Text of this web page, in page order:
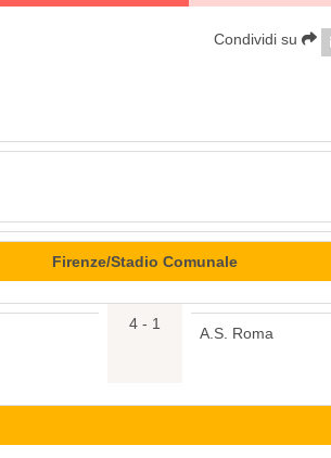
Condividi su
Firenze/Stadio Comunale
4 - 1
A.S. Roma